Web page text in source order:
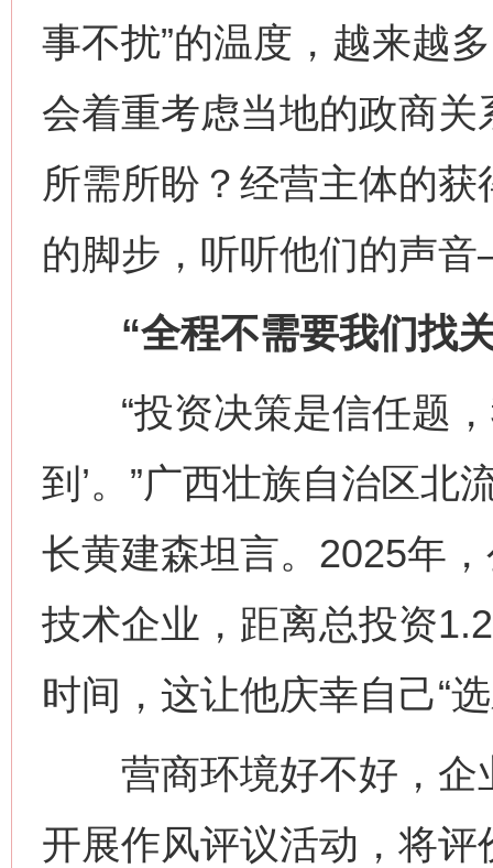
事不扰”的温度，越来越
会着重考虑当地的政商
所需所盼？经营主体的
的脚步，听听他们的声
“全程不需要我们找关
“投资决策是信任题，
到’。”广西壮族自治区北
长黄建森坦言。2025年
技术企业，距离总投资
时间，这让他庆幸自己“
营商环境好不好，企
开展作风评议活动，将